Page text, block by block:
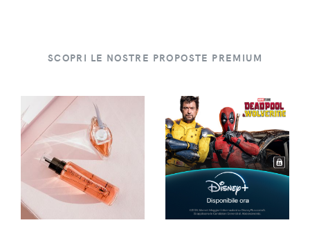
SCOPRI LE NOSTRE PROPOSTE PREMIUM